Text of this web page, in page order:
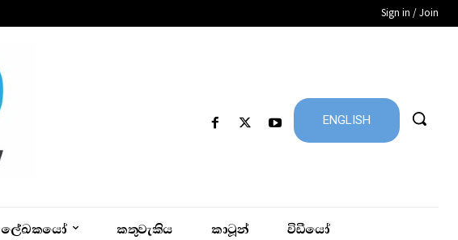
Sign in / Join
ENGLISH
ලේඛකයෝ කතුවැකිය කාටූන් විඩීයෝ